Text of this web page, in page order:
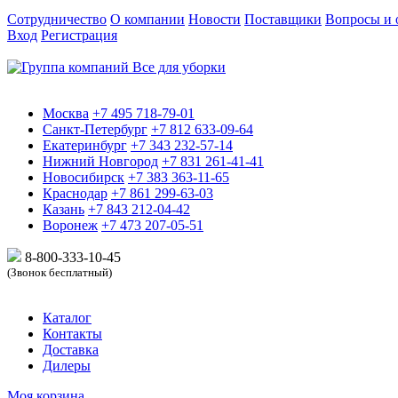
Сотрудничество О компании Новости Поставщики Вопросы и
Вход Регистрация
Москва +7 495 718-79-01
Санкт-Петербург +7 812 633-09-64
Екатеринбург +7 343 232-57-14
Нижний Новгород +7 831 261-41-41
Новосибирск +7 383 363-11-65
Краснодар +7 861 299-63-03
Казань +7 843 212-04-42
Воронеж +7 473 207-05-51
8-800-333-10-45
(Звонок бесплатный)
Каталог
Контакты
Доставка
Дилеры